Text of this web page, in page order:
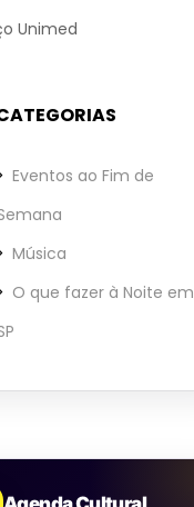
Unimed
Eventos ao Fim de
Música
O que fazer à Noite em